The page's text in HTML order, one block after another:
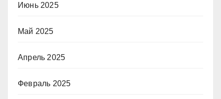
Июнь 2025
Май 2025
Апрель 2025
Февраль 2025